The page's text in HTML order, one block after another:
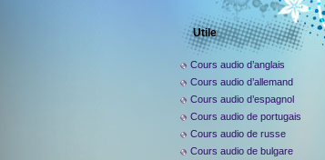
Utile
Cours audio d’anglais
Cours audio d’allemand
Cours audio d’espagnol
Cours audio de portugais
Cours audio de russe
Cours audio de bulgare